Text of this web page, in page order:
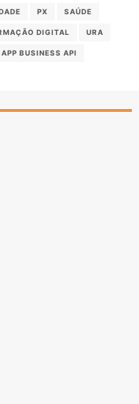
PX SAÚDE
DIGITAL URA
BUSINESS API